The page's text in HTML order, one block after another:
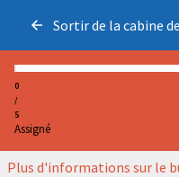
Sortir de la cabine
0
/
5
Assigné
Plus d'informations sur le